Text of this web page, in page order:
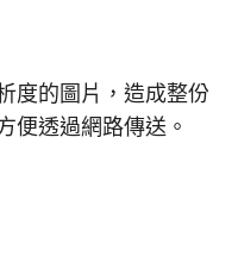
度的圖片，造成整份
便透過網路傳送。